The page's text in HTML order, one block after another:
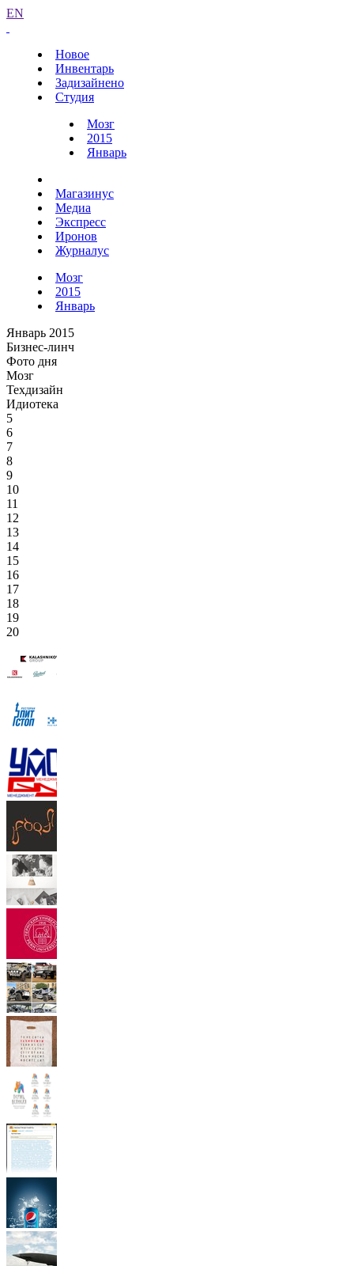
EN
Новое
Инвентарь
Задизайнено
Студия
Мозг
2015
Январь
Магазинус
Медиа
Экспресс
Иронов
Журналус
Мозг
2015
Январь
Январь 2015
Бизнес-линч
Фото дня
Мозг
Техдизайн
Идиотека
5
6
7
8
9
10
11
12
13
14
15
16
17
18
19
20